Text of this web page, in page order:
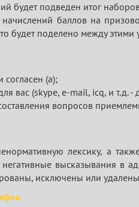
будет подведен итог
начислений баллов на
будет поделено между
согласен (а);
вас (skype, e-mail, icq, и т.д. -
вопросов
лексику, а
негативные высказывания
исключены или удалены